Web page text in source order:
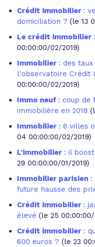
Crédit immobilier :
domiciliation ? (le 13
Le crédit immobilier
00:00:00/02/2019)
Immobilier : des
l'observatoire Crédit
00:00:00/02/2019)
Immo neuf : coup de
immobilière en 2018
Immobilier : 6 villes
04 00:00:00/02/2019)
L'immobilier : il
29 00:00:00/01/2019)
Immobilier parisien :
future hausse des
Crédit immobilier :
élevé (le 25 00:00:00/
Crédit immobilier :
600 euros ? (le 23